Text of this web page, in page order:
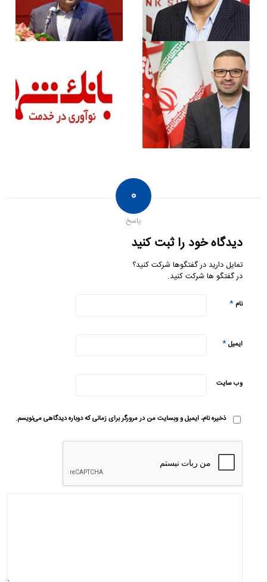
۰
پاسخ
دیدگاه خود را ثبت کنید
تمایل دارید در گفتگوها شرکت کنید؟
در گفتگو ها شرکت کنید.
نام*
ایمیل*
وب‌ سایت
ذخیره نام، ایمیل و وبسایت من در مرورگر برای زمانی که دوباره دیدگاهی می‌نویسم.